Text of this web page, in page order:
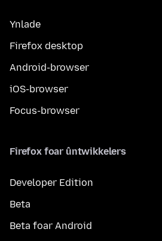
Ynlade
Firefox desktop
Android-browser
iOS-browser
Focus-browser
Firefox foar ûntwikkelers
Developer Edition
Beta
Beta foar Android